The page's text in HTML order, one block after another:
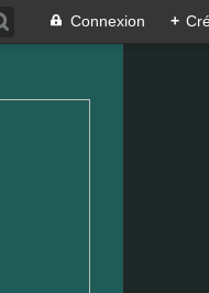
Connexion +